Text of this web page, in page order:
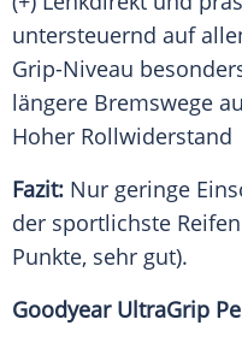
untersteuernd auf
Grip-Niveau
längere Bremswege
Hoher Rollwiderstand
Fazit: Nur geringe
der sportlichste
Punkte, sehr gut).
Goodyear UltraGrip